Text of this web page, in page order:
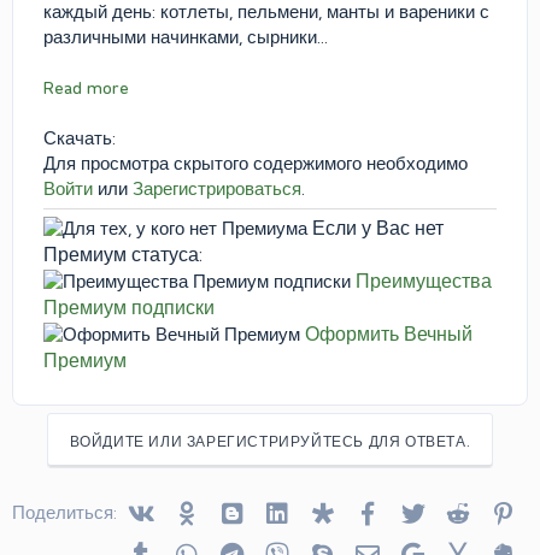
каждый день: котлеты, пельмени, манты и вареники с
различными начинками, сырники...
Read more
Скачать:
Для просмотра скрытого содержимого необходимо
Войти или Зарегистрироваться
Если у Вас нет
Премиум статуса:
Преимущества
Премиум подписки
Оформить Вечный
Премиум
ВОЙДИТЕ ИЛИ ЗАРЕГИСТРИРУЙТЕСЬ ДЛЯ ОТВЕТА.
Поделиться: VkontakteOdnoklassniki
Blogger Linked InDiasporaFacebook
TwitterReddit